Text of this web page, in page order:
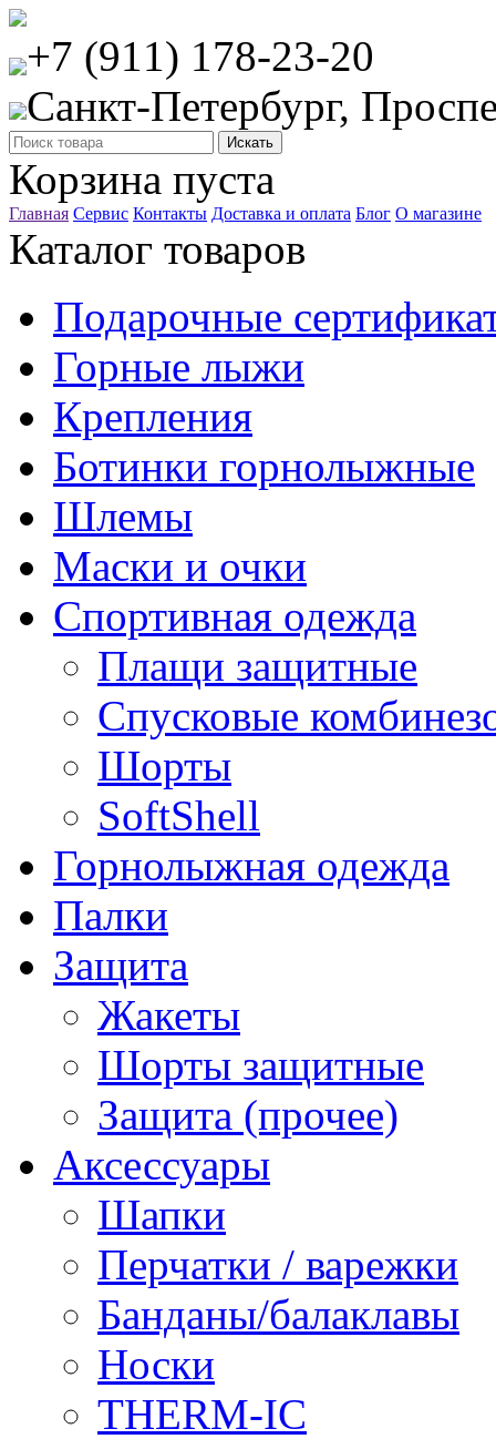
+7 (911) 178-23-20
Санкт-Петербург,
Корзина пуста
Главная Сервис Контакты Доставка и оплата Блог О магазине
Каталог товаров
Подарочные
Горные лыжи
Крепления
Ботинки горнолыжные
Шлемы
Маски и очки
Спортивная одежда
Плащи защитные
Спусковые
Шорты
SoftShell
Горнолыжная одежда
Палки
Защита
Жакеты
Шорты защитные
Защита (прочее)
Аксессуары
Шапки
Перчатки / варежки
Банданы/балаклавы
Носки
THERM-IC